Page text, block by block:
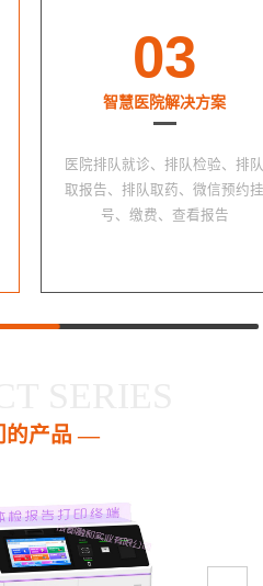
03
智慧医院解决方案
医院排队就诊、排队检验、排队
取报告、排队取药、微信预约挂
号、缴费、查看报告
产品 —